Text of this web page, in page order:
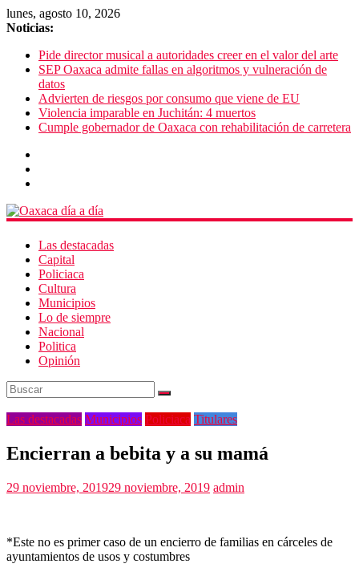
lunes, agosto 10, 2026
Noticias:
Pide director musical a autoridades creer en el valor del arte
SEP Oaxaca admite fallas en algoritmos y vulneración de
datos
Advierten de riesgos por consumo que viene de EU
Violencia imparable en Juchitán: 4 muertos
Cumple gobernador de Oaxaca con rehabilitación de carretera
Las destacadas
Capital
Policiaca
Cultura
Municipios
Lo de siempre
Nacional
Politica
Opinión
Las destacadas Municipios Policiaca Titulares
Encierran a bebita y a su mamá
29 noviembre, 201929 noviembre, 2019 admin
*Este no es primer caso de un encierro de familias en cárceles de
ayuntamientos de usos y costumbres